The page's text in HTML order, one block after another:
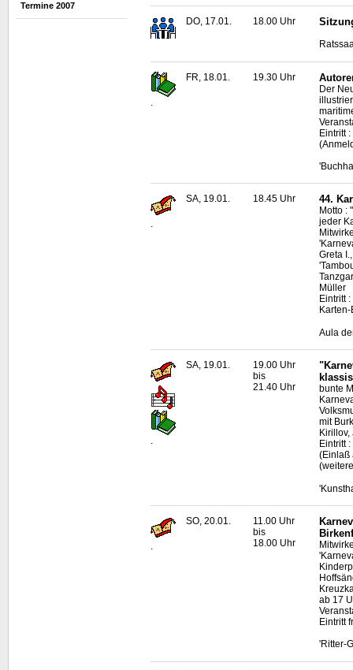
Termine 2007
DO, 17.01. 18.00 Uhr
FR, 18.01. 19.30 Uhr
Der
Eintritt
.
SA, 19.01. 18.45 Uhr 44.
Motto :
jeder
Greta
Müller
Eintritt
Aula
.
SA, 19.01.
19.00 Uhr
bis
21.40 Uhr
bunte
mit
Eintritt
(Einlaß
.
SO, 20.01.
11.00 Uhr
bis
18.00 Uhr
ab 17
Eintritt
'Ritter-